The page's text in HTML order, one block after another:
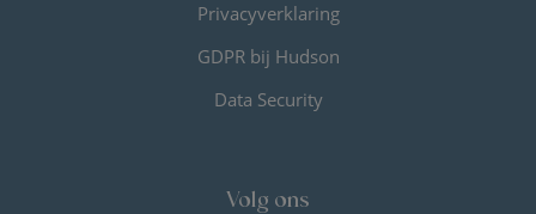
Privacyverklaring
GDPR bij Hudson
Data Security
Volg ons